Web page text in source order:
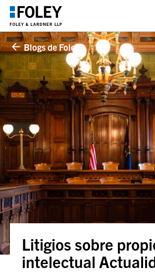
Blogs de Foley
Litigios sobre
intelectual